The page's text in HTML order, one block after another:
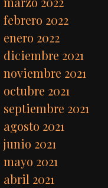
febrero 2022
enero 2022
diciembre 2021
noviembre 2021
octubre 2021
septiembre 2021
agosto 2021
junio 2021
mayo 2021
abril 2021